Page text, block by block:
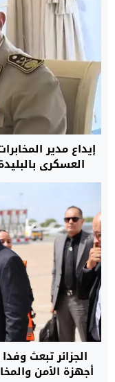
إيداع مدير
العسكري
الجزائر تبعث
أجهزة الأمن